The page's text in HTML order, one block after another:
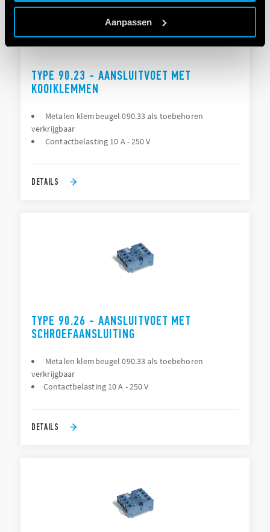
Aanpassen
TYPE 90.23 - AANSLUITVOET MET
KOOIKLEMMEN
Metalen klembeugel 090.33 als toebehoren
verkrijgbaar
Contactbelasting 10 A - 250 V
DETAILS
TYPE 90.26 - AANSLUITVOET MET
SCHROEFAANSLUITING
Metalen klembeugel 090.33 als toebehoren
verkrijgbaar
Contactbelasting 10 A - 250 V
DETAILS